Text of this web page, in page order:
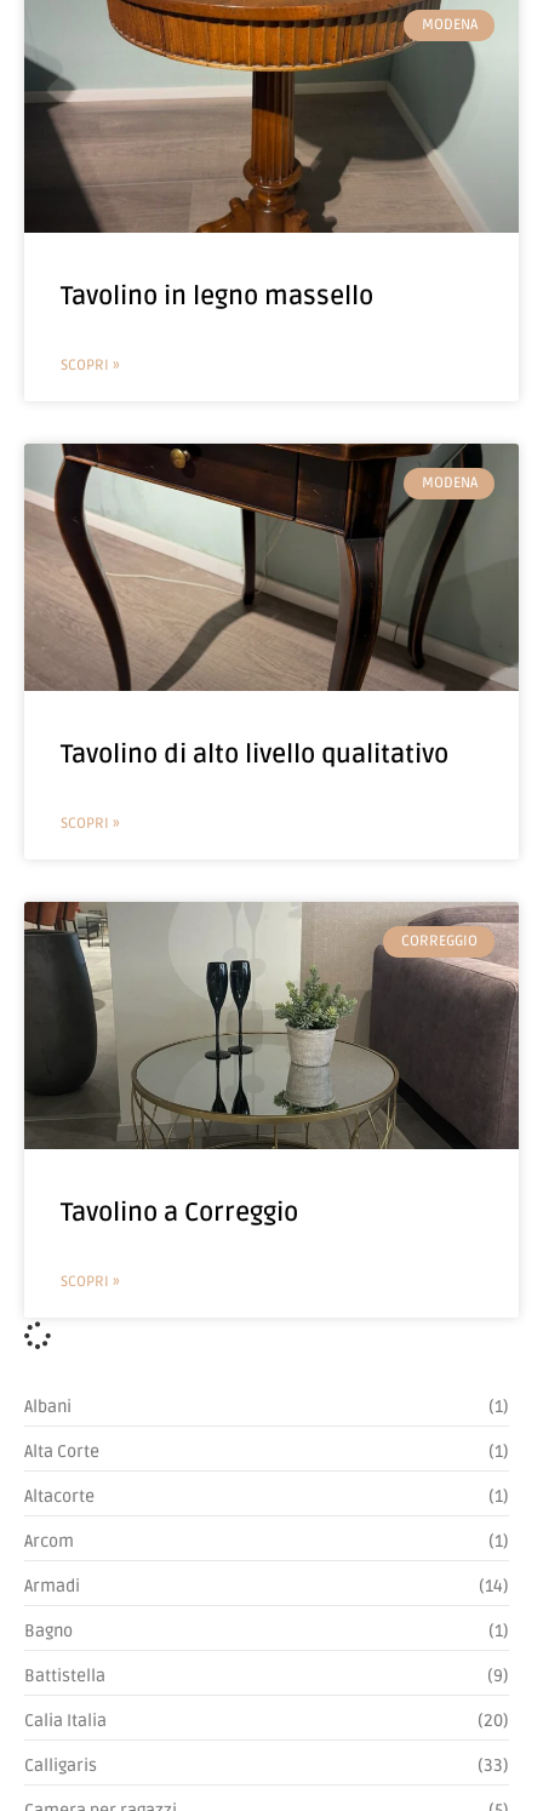
Albani (1)
Alta Corte (1)
Altacorte (1)
Arcom (1)
Armadi (14)
Bagno (1)
Battistella (9)
Calia Italia (20)
Calligaris (33)
MODENA
Tavolino in legno massello
SCOPRI »
MODENA
Tavolino di alto livello qualitativo
SCOPRI »
CORREGGIO
Tavolino a Correggio
SCOPRI »